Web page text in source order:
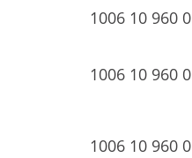
1006 10 960 0
1006 10 960 0
1006 10 960 0